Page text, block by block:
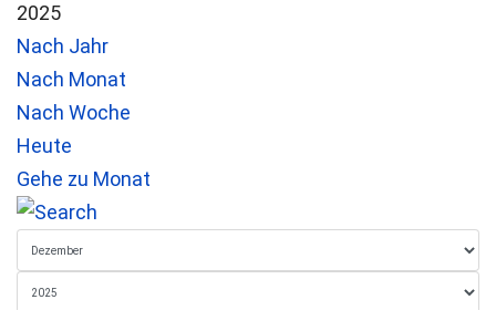
2025
Nach Jahr
Nach Monat
Nach Woche
Heute
Gehe zu Monat